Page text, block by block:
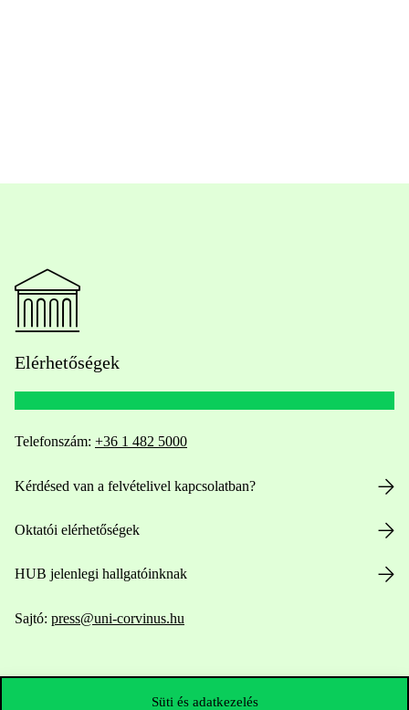
Süti és adatkezelés
Elérhetőségek
Telefonszám: +36 1 482 5000
Kérdésed van a felvételivel kapcsolatban?
Oktatói elérhetőségek
HUB jelenlegi hallgatóinknak
Sajtó: press@uni-corvinus.hu